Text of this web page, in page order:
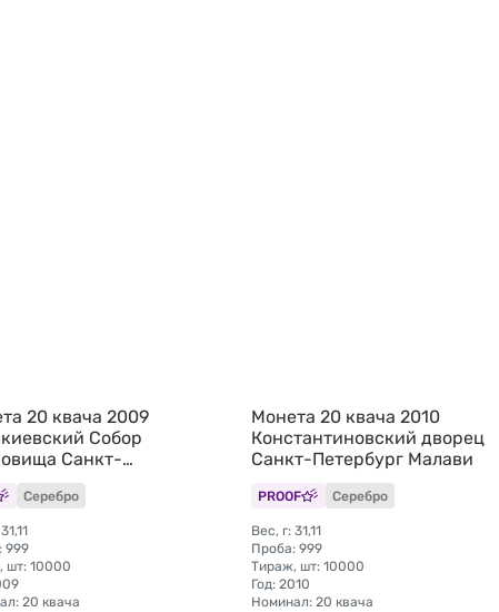
20 квача 2009
Собор
Санкт-
Малави
Серебро
999
шт: 10000
20 квача
Монета 20 квача 2010
Константиновский дворец
Санкт-Петербург Малави
PROOF Серебро
Вес, г: 31,11
Проба: 999
Тираж, шт: 10000
Год: 2010
Номинал: 20 квача